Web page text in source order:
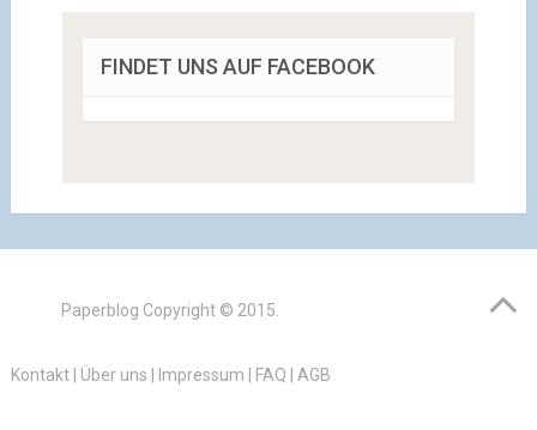
FINDET UNS AUF FACEBOOK
Paperblog Copyright © 2015.
Kontakt| Über uns Impressum FAQ AGB